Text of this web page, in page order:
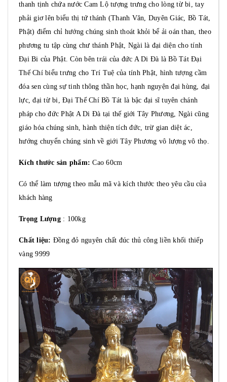
thanh tịnh chứa nước Cam Lộ tượng trưng cho lòng từ bi, tay
phải giơ lên biểu thị tứ thánh (Thanh Văn, Duyên Giác, Bồ Tát,
Phật) điểm chỉ hướng chúng sinh thoát khỏi bể ải oán than, theo
phương tu tập cùng chư thánh Phật, Ngài là đại diện cho tính
Đại Bi của Phật. Còn bên trái của đức A Di Đà là Bồ Tát Đại
Thế Chí biểu trưng cho Trí Tuệ của tính Phật, hình tượng cầm
đóa sen cùng sự tinh thông thần học, hạnh nguyện đại hùng, đại
lực, đại từ bi, Đại Thế Chí Bồ Tát là bậc đại sĩ tuyên chánh
pháp cho đức Phật A Di Đà tại thế giới Tây Phương, Ngài cũng
giáo hóa chúng sinh, hành thiện tích đức, trừ gian diệt ác,
hướng chuyển chúng sinh về giới Tây Phương vô lượng vô thọ.
Kích thước sản phẩm:Cao 60cm
Có thể làm tượng theo mẫu mã và kích thước theo yêu cầu của
khách hàng
Trọng Lượng: 100kg
Chất liệu: Đồng đỏ nguyên chất đúc thủ công liền khối thiếp
vàng 9999